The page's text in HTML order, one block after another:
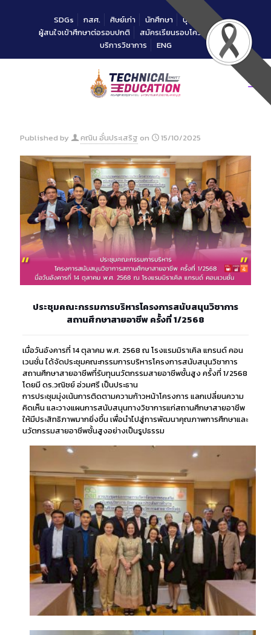
SDGs กสศ. ศิษย์เก่า นักศึกษา
บุคลากร
ผู้สนใจเข้าศึกษาต่อรอบปกติ
สมัครเรียนรอบโควตาคณะ
บริการวิชาการ
ENG
Published by คณิน อั๋นประเสริฐ on 15/10/2025
ประชุมคณะกรรมการบริหารโครงการสนับสนุนวิชาการ
สถานศึกษาสายอาชีพ ครั้งที่ 1/2568
เมื่อวันอังคารที่ 14 ตุลาคม พ.ศ. 2568 ณ โรงแรมมิราเคิล แกรนด์ คอน
เวนชั่น ได้จัดประชุมคณะกรรมการบริหารโครงการสนับสนุนวิชาการ
สถานศึกษาสายอาชีพที่รับทุนนวัตกรรมสายอาชีพชั้นสูง ครั้งที่ 1/2568
โดยมี ดร.วณิชย์ อ่วมศรี เป็นประธาน
การประชุมมุ่งเน้นการติดตามความก้าวหน้าโครงการ แลกเปลี่ยนความ
คิดเห็น และวางแผนการสนับสนุนทางวิชาการแก่สถานศึกษาสายอาชีพ
ให้มีประสิทธิภาพมากยิ่งขึ้น เพื่อนำไปสู่การพัฒนาคุณภาพการศึกษาและ
นวัตกรรมสายอาชีพชั้นสูงอย่างเป็นรูปธรรม